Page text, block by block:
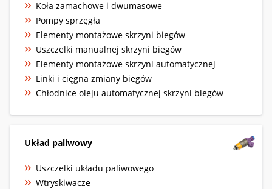
Koła zamachowe i dwumasowe
Pompy sprzęgła
Elementy montażowe skrzyni biegów
Uszczelki manualnej skrzyni biegów
Elementy montażowe skrzyni automatycznej
Linki i cięgna zmiany biegów
Chłodnice oleju automatycznej skrzyni biegów
Układ paliwowy
Uszczelki układu paliwowego
Wtryskiwacze